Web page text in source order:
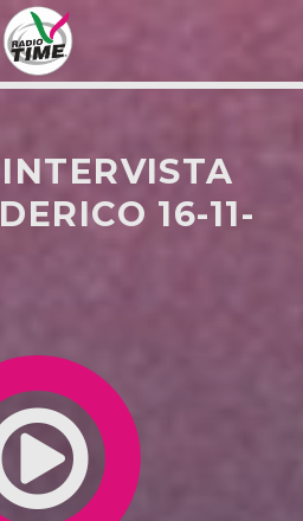
SITO WEB:
16-11-